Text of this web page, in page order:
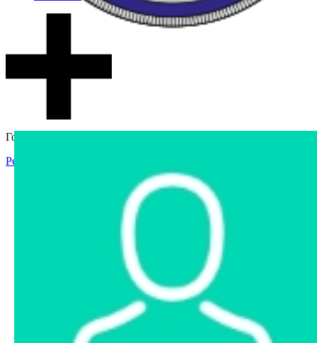
Гостевой доступ
Регистрация
Интернет-магазин
Интернет-витрина
Арестованное имущество
Реестр несостоявшихся торгов
Реестр переоценок
Государственное имущество